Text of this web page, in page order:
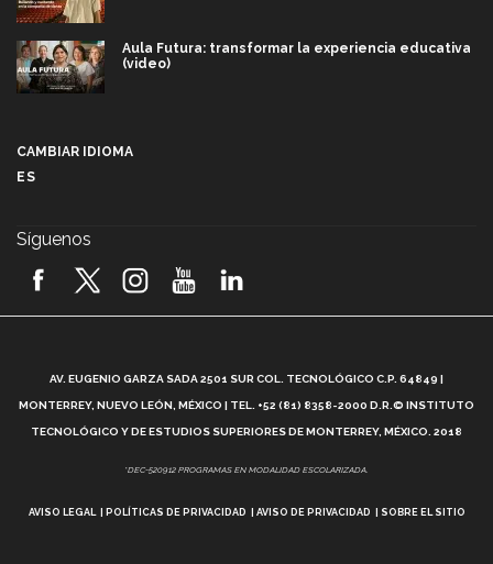
Aula Futura: transformar la experiencia educativa
(video)
2026! (video)
¿Cómo es el Modelo Educativo Tec? (video)
Vida Tec: Feminismo e Inteligencia Artificial, Paola
CAMBIAR IDIOMA
ES
Síguenos
AV. EUGENIO GARZA SADA 2501 SUR COL. TECNOLÓGICO C.P. 64849 |
MONTERREY, NUEVO LEÓN, MÉXICO | TEL. +52 (81) 8358-2000 D.R.© INSTITUTO
TECNOLÓGICO Y DE ESTUDIOS SUPERIORES DE MONTERREY, MÉXICO. 2018
*DEC-520912 PROGRAMAS EN MODALIDAD ESCOLARIZADA.
AVISO LEGAL POLÍTICAS DE PRIVACIDAD AVISO DE PRIVACIDAD SOBRE EL SITIO